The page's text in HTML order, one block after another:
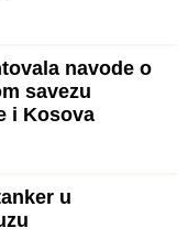
navode o
savezu
i Kosova
u